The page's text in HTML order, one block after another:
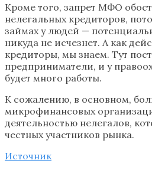
Кроме того, запрет МФО
нелегальных кредиторов,
займах у людей —
никуда не исчезнет. А как
кредиторы, мы знаем. Тут
предприниматели, и у
будет много работы.
К сожалению, в основном,
микрофинансовых
деятельностью нелегалов,
честных участников рынка.
Источник